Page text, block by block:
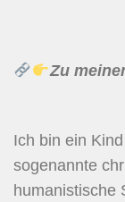
Zu
Ich bin ein
sogenannte
humanistische